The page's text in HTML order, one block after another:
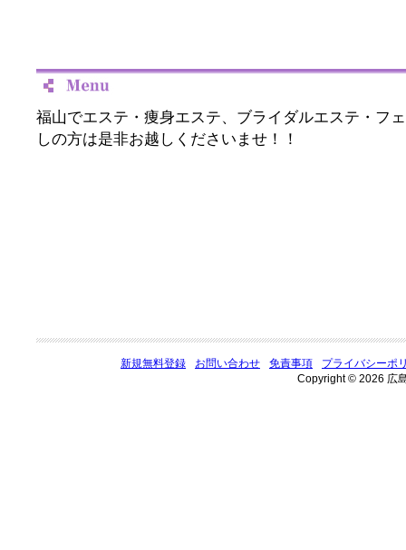
福山でエステ・痩身エステ、ブライダルエステ・フ
しの方は是非お越しくださいませ！！
新規無料登録 お問い合わせ 免責事項
プライバシーポ
Copyright © 2026 広